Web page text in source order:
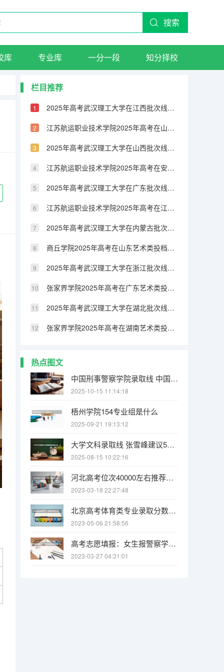
搜索
库 专业库 一分一段 知分择校
栏目推荐
2025年高考武汉理工大学在江西批次线差（2026年参考）
江苏航运职业技术学院2025年高考在山东艺术类投档分数线
2025年高考武汉理工大学在山西批次线差（2026年参考）
江苏航运职业技术学院2025年高考在安徽艺术类投档分数线
2025年高考武汉理工大学在广东批次线差（2026年参考）
江苏航运职业技术学院2025年高考在江苏艺术类投档分数线
2025年高考武汉理工大学在内蒙古批次线差（2026年参考）
商丘学院2025年高考在山东艺术类投档分数线
2025年高考武汉理工大学在浙江批次线差（2026年参考）
张家界学院2025年高考在广东艺术类投档分数线
2025年高考武汉理工大学在湖北批次线差（2026年参考）
张家界学院2025年高考在湖南艺术类投档分数线
热点图文
中国刑事警察学院录取线 中国刑警大学分数线
2025-10-15 11:14:18
梧州学院154专业组是什么
2025-09-21 19:13:12
大学文科录取线 张雪峰建议500分女生大学
2025-08-15 10:22:16
河北高考位次40000左右推荐什么学校 具体是哪天
2023-03-18 22:27:48
北京高考体育类专业录取分数线 2022年北京邮电大学2022年各省录取分数线是多少
2023-05-06 21:58:56
高考志愿填报：女生报警察学院适合吗 高考填报志愿流程详解
2023-03-27 04:31:01